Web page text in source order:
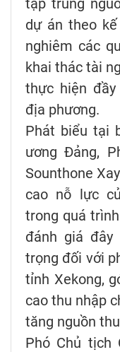
tập trung
dự án theo
nghiêm các
khai thác tài
thực hiện
địa phương.
Phát biểu tại
ương Đảng,
Sounthone
cao nỗ lực
trong quá
đánh giá
trọng đối với
tỉnh Xekong,
cao thu nhập
tăng nguồn
Phó Chủ tịch